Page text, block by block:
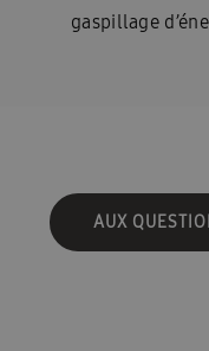
gaspillage
AUX